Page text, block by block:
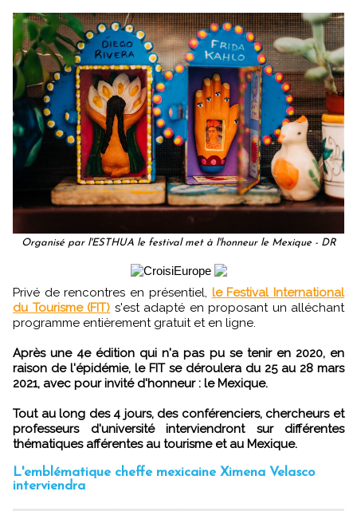
Organisé par l'ESTHUA le festival met à l'honneur le Mexique - DR
Privé de rencontres en présentiel, le Festival International
du Tourisme (FIT) s'est adapté en proposant un alléchant
programme entièrement gratuit et en ligne.
Après une 4e édition qui n'a pas pu se tenir en 2020, en
raison de l'épidémie, le FIT se déroulera du 25 au 28 mars
2021, avec pour invité d'honneur : le Mexique.
Tout au long des 4 jours, des conférenciers, chercheurs et
professeurs d'université interviendront sur différentes
thématiques afférentes au tourisme et au Mexique.
L'emblématique cheffe mexicaine Ximena Velasco
interviendra